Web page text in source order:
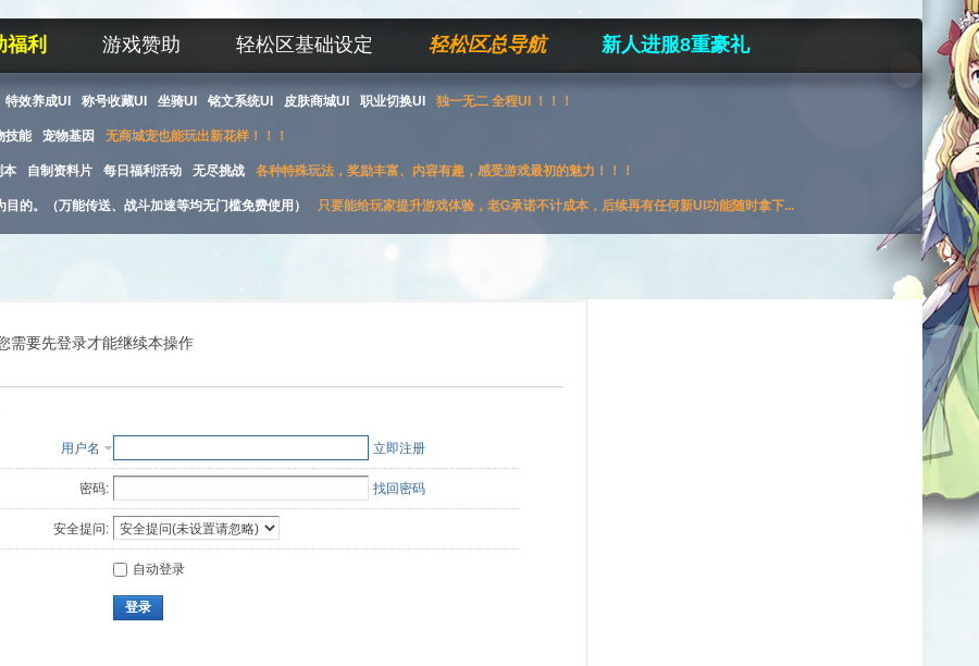
福利 游戏赞助 轻松区基础设定 轻松区总导航 新人进服8重豪礼
特效养成UI 称号收藏UI 坐骑UI 铭文系统UI 皮肤商城UI 职业切换UI 独一无二 全程UI ！！！
技能 宠物基因 无商城宠也能玩出新花样！！！
本 自制资料片 每日福利活动 无尽挑战 各种特殊玩法，奖励丰富、内容有趣，感受游戏最初的魅力！！！
的。（万能传送、战斗加速等均无门槛免费使用） 只要能给玩家提升游戏体验，老G承诺不计成本，后续再有任何新UI功能随时拿下...
需要先登录才能继续本操作
用户名 立即注册
密码: 找回密码
安全提问:
自动登录
登录